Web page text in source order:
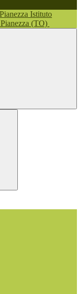
Istituto
Pianezza (TO)